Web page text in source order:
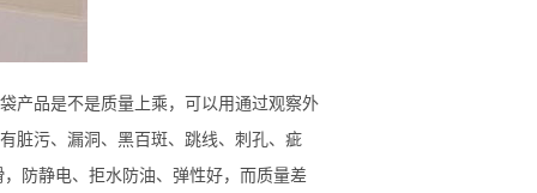
产品是不是质量上乘，可以用通过观察外
脏污、漏洞、 黑百斑、跳线、刺孔、疵
，防静电、拒水防油、弹性好，而质量差